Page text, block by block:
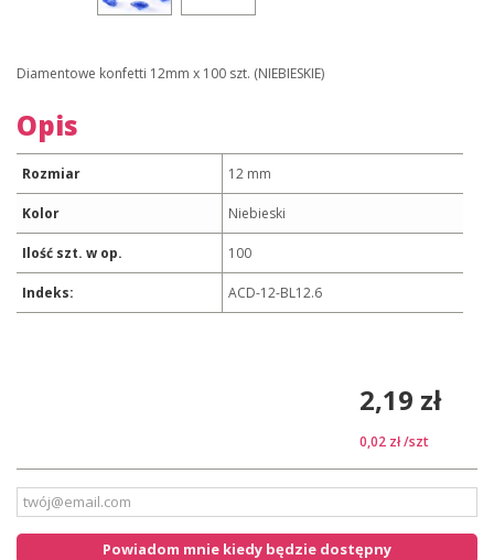
Diamentowe konfetti 12mm x 100 szt. (NIEBIESKIE)
Opis
Rozmiar 12 mm
Kolor Niebieski
Ilość szt. w op. 100
Indeks: ACD-12-BL12.6
2,19 zł
0,02 zł/szt
Powiadom mnie kiedy będzie dostępny